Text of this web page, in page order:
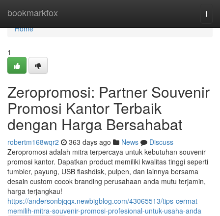
bookmarkfox
Home
Home
1
Zeropromosi: Partner Souvenir
Promosi Kantor Terbaik
dengan Harga Bersahabat
robertm168wqr2 363 days ago News
Discuss
Zeropromosi adalah mitra terpercaya untuk kebutuhan souvenir
promosi kantor. Dapatkan product memiliki kwalitas tinggi seperti
tumbler, payung, USB flashdisk, pulpen, dan lainnya bersama
desain custom cocok branding perusahaan anda mutu terjamin,
harga terjangkau!
https://andersonbjqqx.newbigblog.com/43065513/tips-cermat-
memilih-mitra-souvenir-promosi-profesional-untuk-usaha-anda